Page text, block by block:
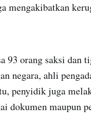
mengakibatkan
93 orang saksi dan
negara, ahli
penyidik juga
dokumen maupun